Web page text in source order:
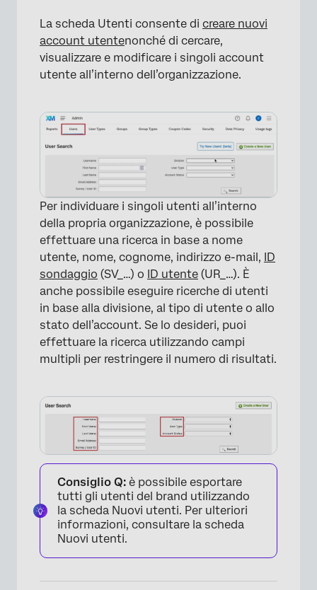
×
La scheda Utenti consente di creare nuovi
account utentenonché di cercare,
visualizzare e modificare i singoli account
utente all’interno dell’organizzazione.
Per individuare i singoli utenti all’interno
della propria organizzazione, è possibile
effettuare una ricerca in base a nome
utente, nome, cognome, indirizzo e-mail, ID
sondaggio (SV_…) o ID utente (UR_…). È
anche possibile eseguire ricerche di utenti
in base alla divisione, al tipo di utente o allo
stato dell’account. Se lo desideri, puoi
effettuare la ricerca utilizzando campi
multipli per restringere il numero di risultati.
Consiglio Q: è possibile esportare
tutti gli utenti del brand utilizzando
la scheda Nuovi utenti. Per ulteriori
informazioni, consultare la scheda
Nuovi utenti.